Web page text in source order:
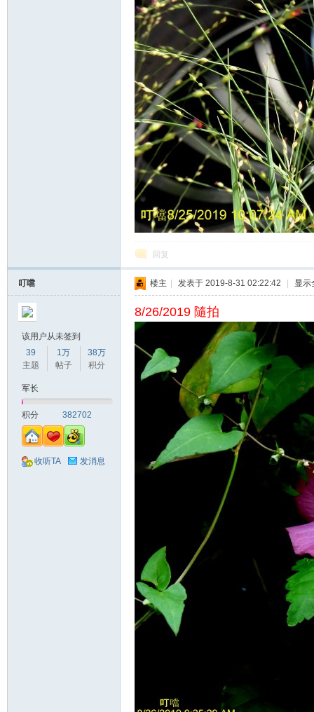
回复
叮噹
该用户从未签到
39
主题
1万
帖子
38万
积分
军长
积分 382702
收听TA 发消息
楼主 发表于 2019-8-31 02:22:42 显示
8/26/2019 隨拍